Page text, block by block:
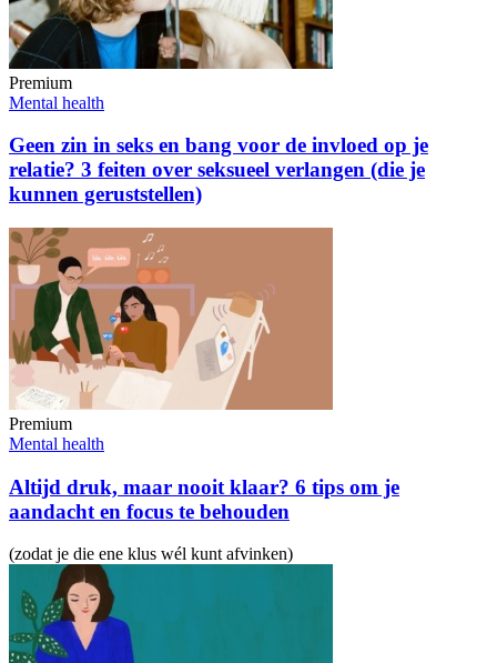
Premium
Mental health
Geen zin in seks en bang voor de invloed op je
relatie? 3 feiten over seksueel verlangen (die je
kunnen geruststellen)
Premium
Mental health
Altijd druk, maar nooit klaar? 6 tips om je
aandacht en focus te behouden
(zodat je die ene klus wél kunt afvinken)